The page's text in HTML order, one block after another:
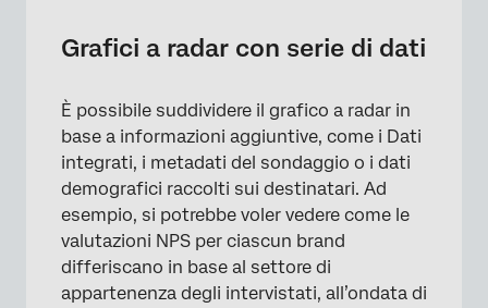
×
Grafici a radar con serie di dati
È possibile suddividere il grafico a radar in
base a informazioni aggiuntive, come i Dati
integrati, i metadati del sondaggio o i dati
demografici raccolti sui destinatari. Ad
esempio, si potrebbe voler vedere come le
valutazioni NPS per ciascun brand
differiscano in base al settore di
appartenenza degli intervistati, all’ondata di